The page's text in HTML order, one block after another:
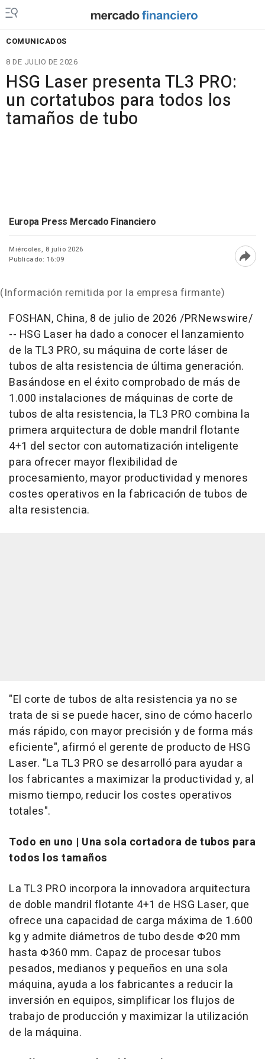
COMUNICADOS
8 DE JULIO DE 2026
HSG Laser presenta TL3 PRO:
un cortatubos para todos los
tamaños de tubo
Europa Press Mercado Financiero
Miércoles, 8 julio 2026
Publicado: 16:09
(Información remitida por la empresa firmante)
FOSHAN, China, 8 de julio de 2026 /PRNewswire/
-- HSG Laser ha dado a conocer el lanzamiento
de la TL3 PRO, su máquina de corte láser de
tubos de alta resistencia de última generación.
Basándose en el éxito comprobado de más de
1.000 instalaciones de máquinas de corte de
tubos de alta resistencia, la TL3 PRO combina la
primera arquitectura de doble mandril flotante
4+1 del sector con automatización inteligente
para ofrecer mayor flexibilidad de
procesamiento, mayor productividad y menores
costes operativos en la fabricación de tubos de
alta resistencia.
"El corte de tubos de alta resistencia ya no se
trata de si se puede hacer, sino de cómo hacerlo
más rápido, con mayor precisión y de forma más
eficiente", afirmó el gerente de producto de HSG
Laser. "La TL3 PRO se desarrolló para ayudar a
los fabricantes a maximizar la productividad y, al
mismo tiempo, reducir los costes operativos
totales".
Todo en uno | Una sola cortadora de tubos para
todos los tamaños
La TL3 PRO incorpora la innovadora arquitectura
de doble mandril flotante 4+1 de HSG Laser, que
ofrece una capacidad de carga máxima de 1.600
kg y admite diámetros de tubo desde Φ20 mm
hasta Φ360 mm. Capaz de procesar tubos
pesados, medianos y pequeños en una sola
máquina, ayuda a los fabricantes a reducir la
inversión en equipos, simplificar los flujos de
trabajo de producción y maximizar la utilización
de la máquina.